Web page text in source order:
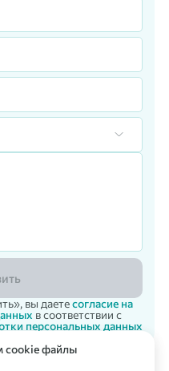
вы даетесогласие на
в соответствии с
персональных данных
cookie файлы